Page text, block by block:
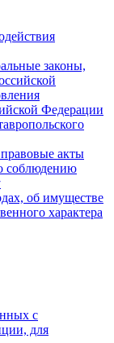
законы,
Федерации
акты
соблюдению
об имуществе
характера
с
для